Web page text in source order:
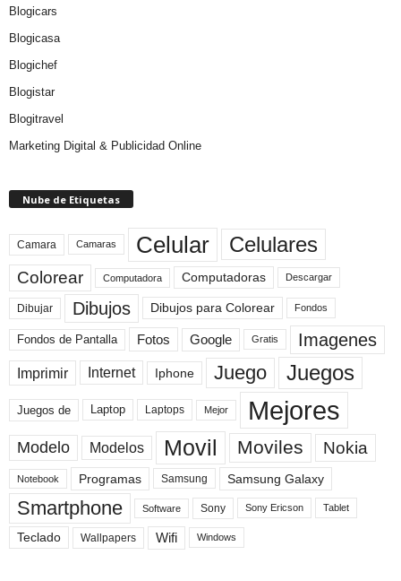
Blogicars
Blogicasa
Blogichef
Blogistar
Blogitravel
Marketing Digital & Publicidad Online
Nube de Etiquetas
Camara Camaras Celular Celulares
Colorear Computadora Computadoras Descargar
Dibujar Dibujos Dibujos para Colorear Fondos
Fondos de Pantalla Fotos Google Gratis Imagenes
Imprimir Internet Iphone Juego Juegos
Juegos de Laptop Laptops Mejor Mejores
Modelo Modelos Movil Moviles Nokia
Notebook Programas Samsung Samsung Galaxy
Smartphone Software Sony Sony Ericson Tablet
Teclado Wallpapers Wifi Windows